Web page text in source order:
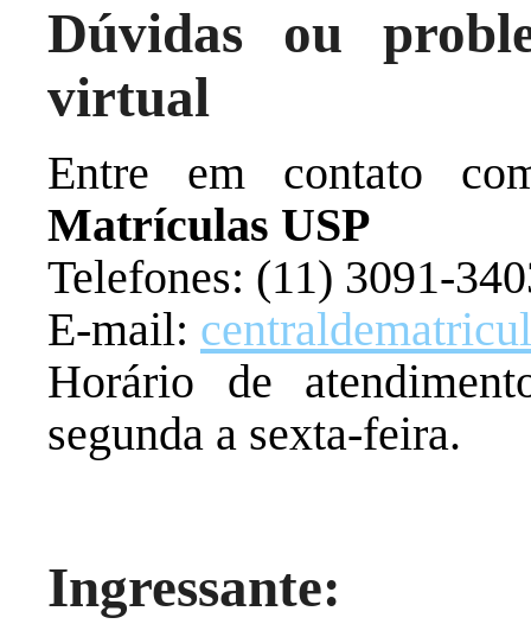
Dúvidas ou
virtual
Entre em contato
Matrículas USP
Telefones: (11) 3091-
E-mail:
Horário de
segunda a sexta-feira.
Ingressante: